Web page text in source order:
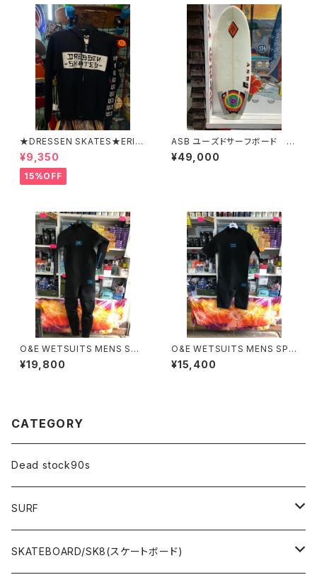
★DRESSEN SKATES★ERIC
DRESSEN BLACK ZIP HOO
D PARKER ドレッセンスケーツ
スケート エリックドレッセン
ブラック フードパーカー フー
¥9,350
15%OFF
ASB ユーズドサーフボード シ
ョートボード
¥49,000
O&E WETSUITS MENS STE
AMER 3/2mmジャージフルス
ーツ ｜メンズ
¥19,800
O&E WETSUITS MENS SPR
ING SUIT 2/2mm スプリン
グ ウエットスーツ｜メンズ
¥15,400
CATEGORY
Dead stock90s
SURF
WetSuits(ウェットスーツ )
SKATEBOARD/SK8(スケートボード)